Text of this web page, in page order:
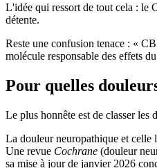
L'idée qui ressort de tout cela : le
détente.
Reste une confusion tenace : «
molécule responsable des effets
Pour quelles
Le plus honnête est de classer les
La douleur neuropathique et celle
Une revue Cochrane (douleur
sa mise à jour de janvier 2026